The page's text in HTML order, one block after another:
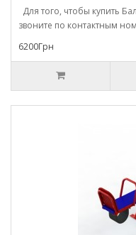
Для того, чтобы купить
звоните по контактным
6200Грн